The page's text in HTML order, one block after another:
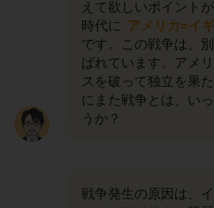
えて欲しいポイント
時代に
アメリカ=イ
です。この戦争は、
ばれています。アメ
スを破って独立を果
にまた戦争とは、い
うか？
戦争発生の原因は、